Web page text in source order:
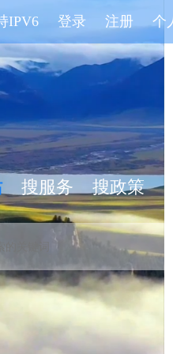
IPV6 登录 注册 个
搜服务 搜政策